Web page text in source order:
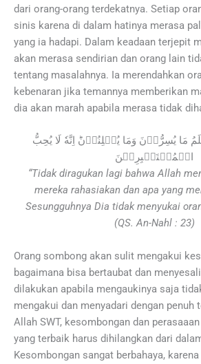
dari orang-orang terdekatnya. Setiap
sinis karena di dalam hatinya merasa
yang ia hadapi. Dalam keadaan terjepit
akan merasa sendirian dan orang lain
tentang masalahnya. Ia merendahkan
kebenaran jika temannya memberikan
dia akan marah apabila merasa tidak
مَا يُسِرُّوۡنَ وَمَا يُعۡلِنُوۡنَ​ؕ اِنَّهٗ لَا يُحِبُّ
الۡمُسۡتَكۡبِرِيۡنَ‏
“Tidak diragukan lagi bahwa Allah
mereka rahasiakan dan apa yang
Sesungguhnya Dia tidak menyukai
(QS. An-Nahl : 23)
Orang sombong akan sulit mengakui
bagaimana bisa bertaubat dan
dilakukan apabila mengaukinya saja
mengakui dan menyadari dengan penuh
Allah SWT, kesombongan dan
yang terbaik harus dihilangkan dari
Kesombongan sangat berbahaya,